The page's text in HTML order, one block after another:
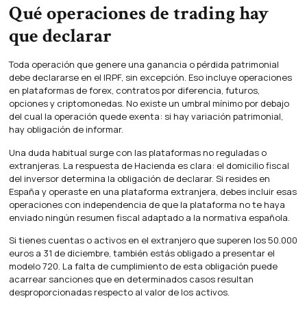
Qué operaciones de trading hay
que declarar
Toda operación que genere una ganancia o pérdida patrimonial
debe declararse en el IRPF, sin excepción. Eso incluye operaciones
en plataformas de forex, contratos por diferencia, futuros,
opciones y criptomonedas. No existe un umbral mínimo por debajo
del cual la operación quede exenta: si hay variación patrimonial,
hay obligación de informar.
Una duda habitual surge con las plataformas no reguladas o
extranjeras. La respuesta de Hacienda es clara: el domicilio fiscal
del inversor determina la obligación de declarar. Si resides en
España y operaste en una plataforma extranjera, debes incluir esas
operaciones con independencia de que la plataforma no te haya
enviado ningún resumen fiscal adaptado a la normativa española.
Si tienes cuentas o activos en el extranjero que superen los 50.000
euros a 31 de diciembre, también estás obligado a presentar el
modelo 720. La falta de cumplimiento de esta obligación puede
acarrear sanciones que en determinados casos resultan
desproporcionadas respecto al valor de los activos.